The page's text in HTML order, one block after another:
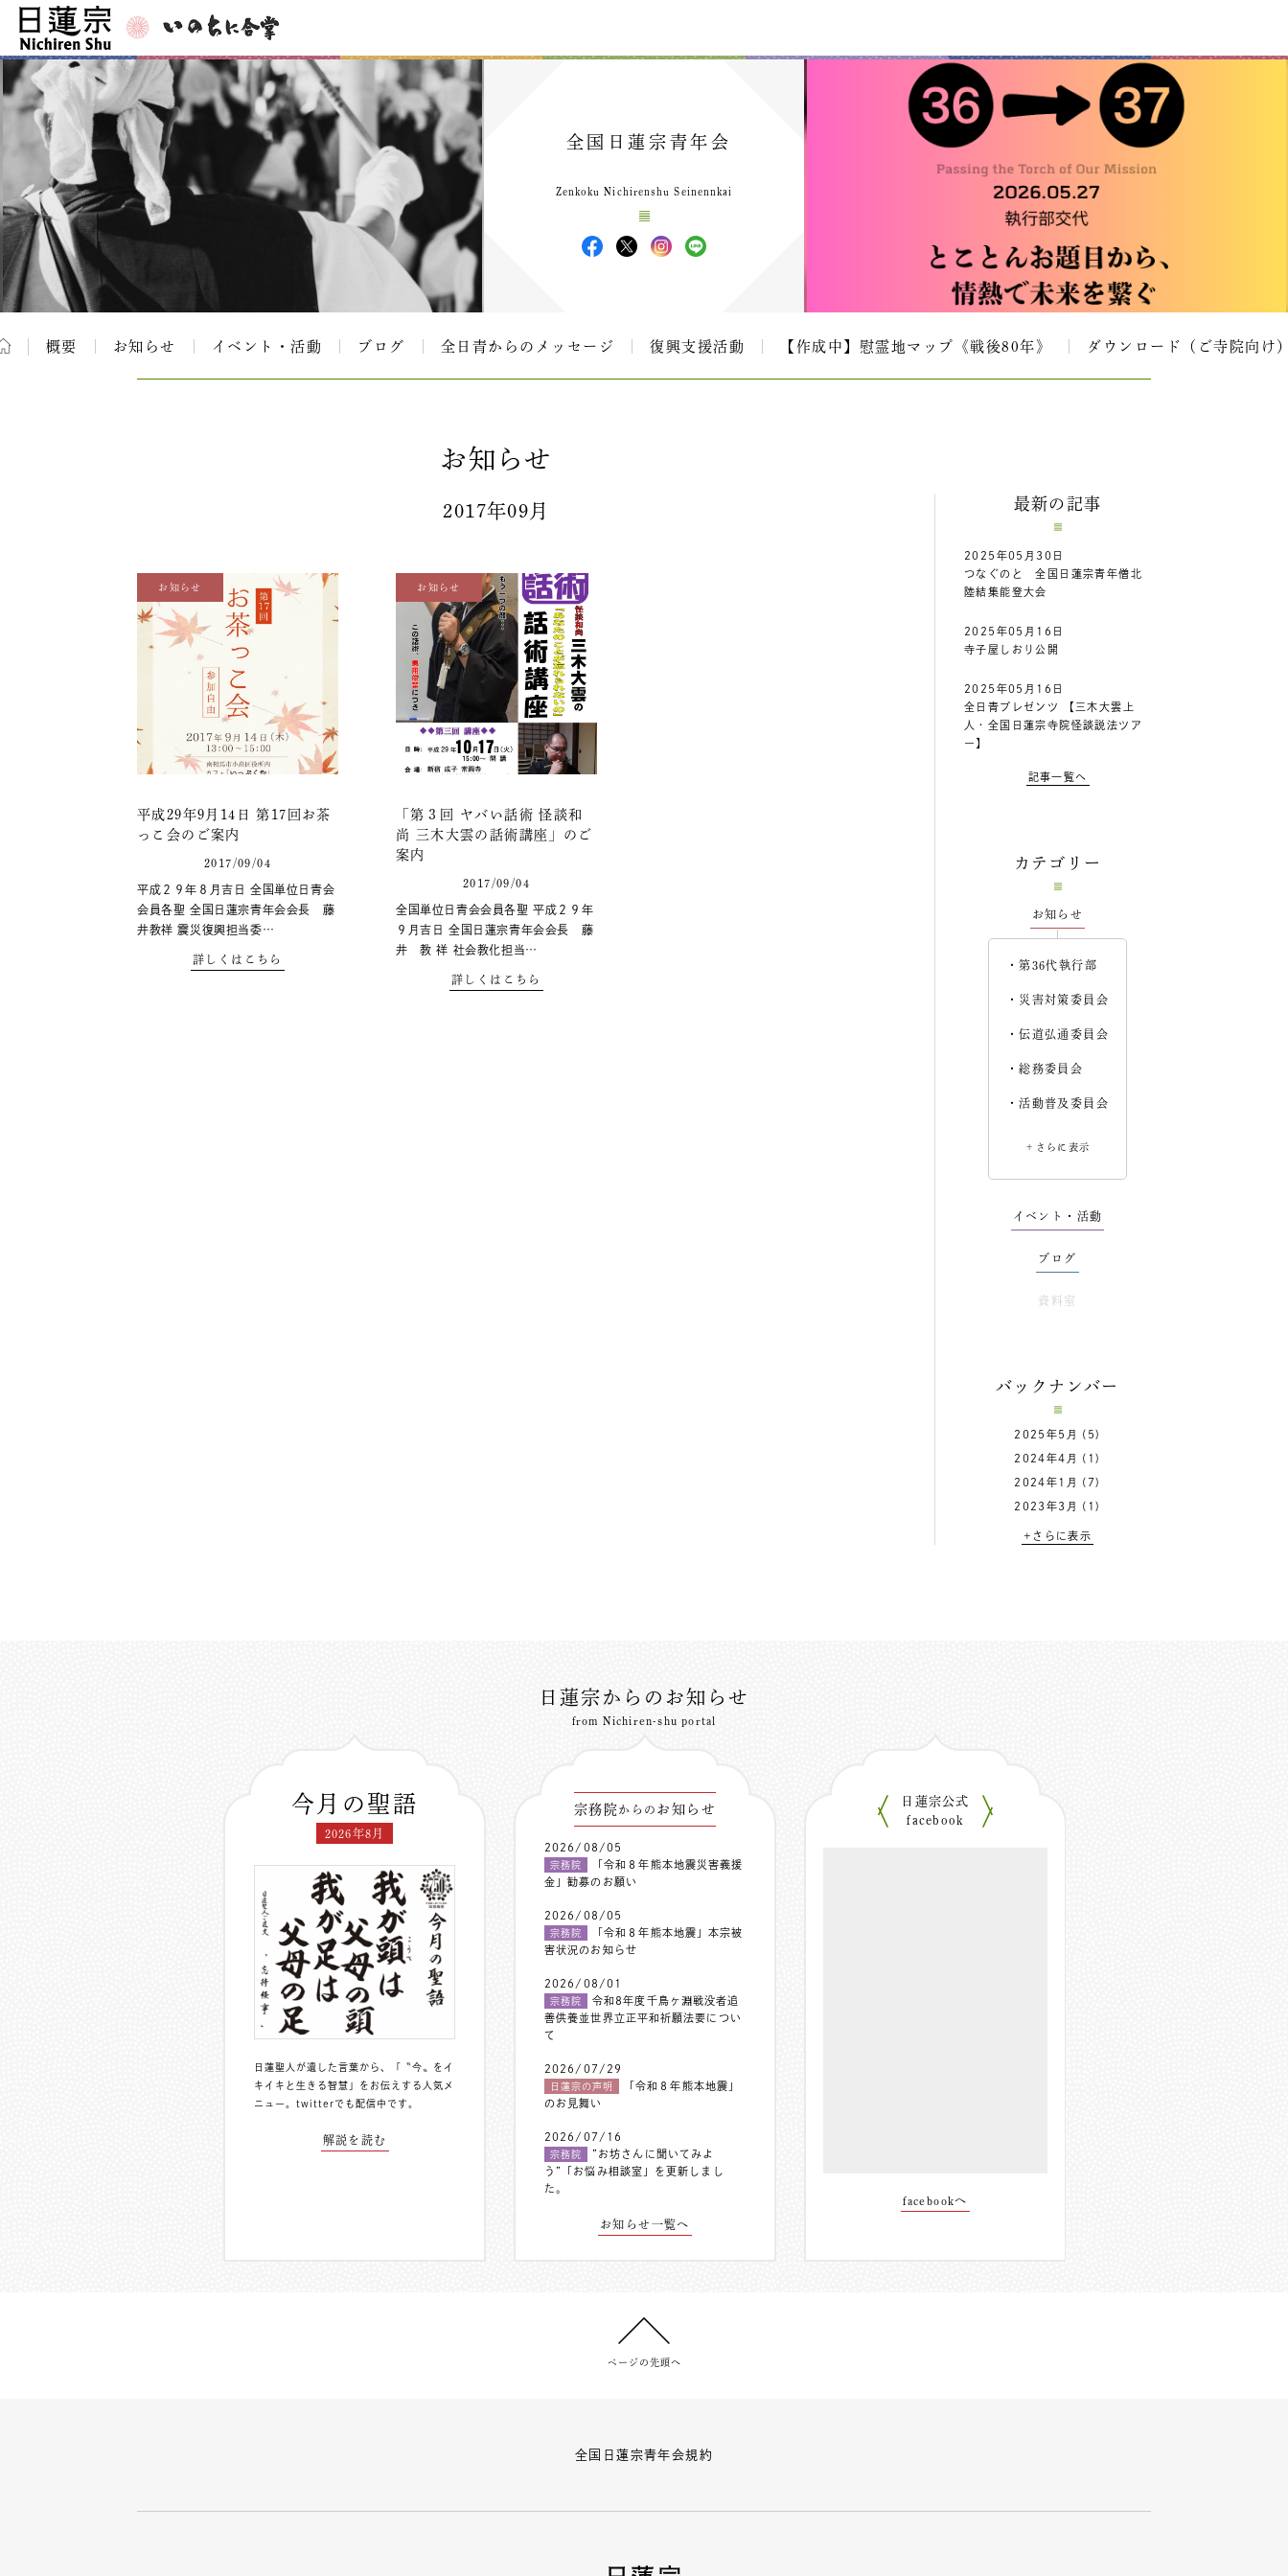
全国日蓮宗青年会
Zenkoku Nichirenshu Seinennkai
概要 お知らせ イベント・活動 ブログ 全日青からのメッセージ 復興支援活動 【作成中】慰霊地マップ《戦後80年》 ダウンロード（ご寺院向け
お知らせ
2017年09月
お知らせ
平成29年9月14日 第17回お茶
っこ会のご案内
2017/09/04
平成２９年８月吉日 全国単位日青会
会員各聖 全国日蓮宗青年会会長 藤
井教祥 震災復興担当委…
詳しくはこちら
お知らせ
「第３回 ヤバい話術 怪談和
尚 三木大雲の話術講座」のご
案内
2017/09/04
全国単位日青会会員各聖 平成２９年
９月吉日 全国日蓮宗青年会会長 藤
井 教 祥 社会教化担当…
詳しくはこちら
最新の記事
2025年05月30日
つなぐのと 全国日蓮宗青年僧北
陸結集能登大会
2025年05月16日
寺子屋しおり公開
2025年05月16日
全日青プレゼンツ 【三木大雲上
人・全国日蓮宗寺院怪談説法ツア
ー】
記事一覧へ
カテゴリー
お知らせ
第36代執行部
災害対策委員会
伝道弘通委員会
総務委員会
活動普及委員会
＋さらに表示
イベント・活動
ブログ
資料室
バックナンバー
2025年5月 (5)
2024年4月 (1)
2024年1月 (7)
2023年3月 (1)
+さらに表示
日蓮宗からのお知らせ
from Nichiren-shu portal
今月の聖語
2026年8月
日蓮聖人が遺した言葉から、「〝今〟をイ
キイキと生きる智慧」をお伝えする人気メ
ニュー。 twitterでも配信中 です。
解説を読む
宗務院からの お知らせ
2026/08/05
宗務院
「令和８年熊本地震災害義援
金」勧募のお願い
2026/08/05
宗務院
「令和８年熊本地震」本宗被
害状況のお知らせ
2026/08/01
宗務院
令和8年度千鳥ヶ淵戦没者追
善供養並世界立正平和祈願法要につい
て
2026/07/29
日蓮宗の声明
「令和８年熊本地震」
のお見舞い
2026/07/16
宗務院
”お坊さんに聞いてみよ
う”「お悩み相談室」を更新しまし
た。
お知らせ一覧へ
日蓮宗公式
facebook
facebookへ
ページの先頭へ
全国日蓮宗青年会規約